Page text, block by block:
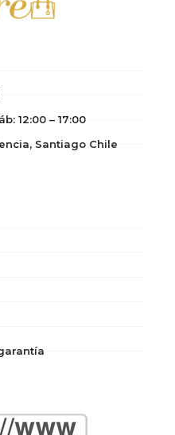
12:00 – 17:00
Santiago Chile